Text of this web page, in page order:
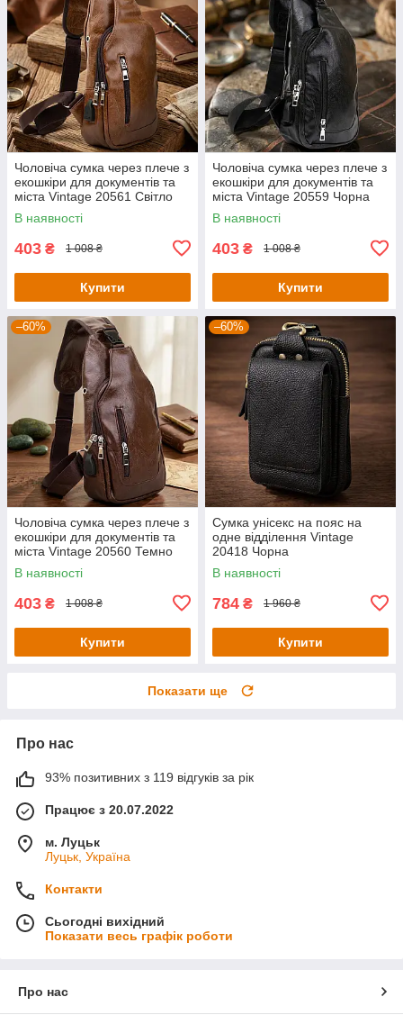
Чоловіча сумка через плече з
екошкіри для документів та
міста Vintage 20561 Світло
Коричнева
В наявності
403 ₴ 1 008 ₴
Купити
Чоловіча сумка через плече з
екошкіри для документів та
міста Vintage 20559 Чорна
В наявності
403 ₴ 1 008 ₴
Купити
–60%
Чоловіча сумка через плече з
екошкіри для документів та
міста Vintage 20560 Темно
Коричнева
В наявності
403 ₴ 1 008 ₴
Купити
–60%
Сумка унісекс на пояс на
одне відділення Vintage
20418 Чорна
В наявності
784 ₴ 1 960 ₴
Купити
Показати ще
Про нас
93% позитивних з 119 відгуків за рік
Працює з 20.07.2022
м. Луцьк
Луцьк, Україна
Контакти
Сьогодні вихідний
Показати весь графік роботи
Про нас